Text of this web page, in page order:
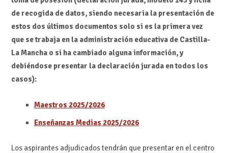
de recogida de datos, siendo necesaria la presentación de
estos dos últimos documentos solo si es la primera vez
que se trabaja en la administración educativa de Castilla-
La Mancha o si ha cambiado alguna información, y
debiéndose presentar la declaración jurada en todos los
casos):
Maestros 2025/2026
Enseñanzas Medias 2025/2026
Los aspirantes adjudicados tendrán que presentar en el centro